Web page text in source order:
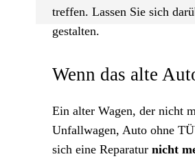
treffen. Lassen Sie sich
gestalten.
Wenn das alte
Ein alter Wagen, der nicht
Unfallwagen, Auto ohne
sich eine Reparatur nicht